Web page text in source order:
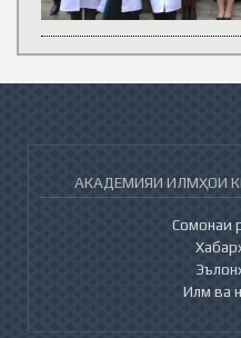
АКАДЕМИЯИ ИЛМҲОИ
Сомонаи
Илм ва